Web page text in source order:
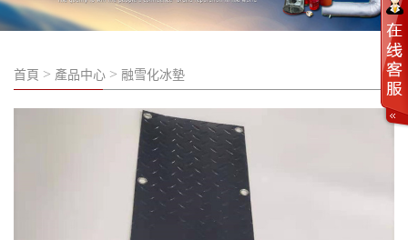
首頁 > 產品中心 > 融雪化冰墊